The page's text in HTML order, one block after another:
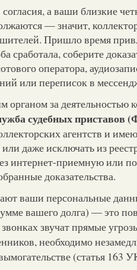
а ваши близкие
— значит,
Пришло время
сработала, соберите
оператора,
или переписок в
за деятельностью
судебных
агентств и
даже исключать из
приемную или
доказательства.
ваши персональные
вашего долга) — это
звучат прямые
необходимо
(статья 163